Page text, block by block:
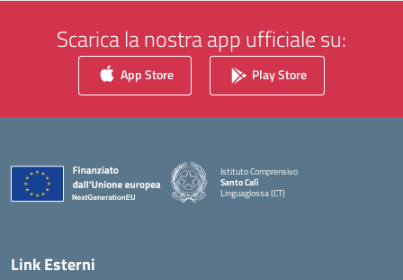
Scarica la nostra app ufficiale su:
App Store Play Store
Istituto Comprensivo
Santo Calì
Linguaglossa (CT)
— Visita la pagina iniziale della scuola
Link Esterni